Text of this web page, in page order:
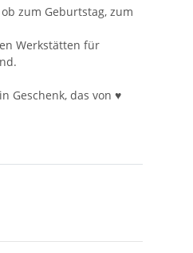
zum Geburtstag, zum
Werkstätten für
Geschenk, das von ♥